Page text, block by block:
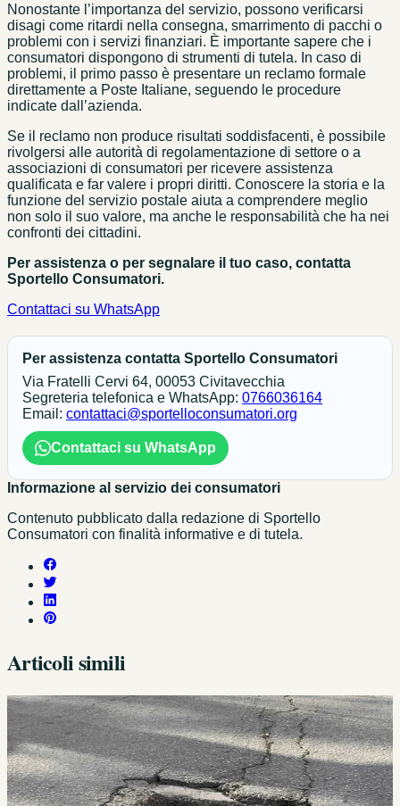
Nonostante l’importanza del servizio, possono verificarsi
disagi come ritardi nella consegna, smarrimento di pacchi o
problemi con i servizi finanziari. È importante sapere che i
consumatori dispongono di strumenti di tutela. In caso di
problemi, il primo passo è presentare un reclamo formale
direttamente a Poste Italiane, seguendo le procedure
indicate dall’azienda.
Se il reclamo non produce risultati soddisfacenti, è possibile
rivolgersi alle autorità di regolamentazione di settore o a
associazioni di consumatori per ricevere assistenza
qualificata e far valere i propri diritti. Conoscere la storia e la
funzione del servizio postale aiuta a comprendere meglio
non solo il suo valore, ma anche le responsabilità che ha nei
confronti dei cittadini.
Per assistenza o per segnalare il tuo caso, contatta
Sportello Consumatori.
Contattaci su WhatsApp
Per assistenza contatta Sportello Consumatori
Via Fratelli Cervi 64, 00053 Civitavecchia
Segreteria telefonica e WhatsApp: 0766036164
Email: contattaci@sportelloconsumatori.org
Contattaci su WhatsApp
Informazione al servizio dei consumatori
Contenuto pubblicato dalla redazione di Sportello
Consumatori con finalità informative e di tutela.
Articoli simili